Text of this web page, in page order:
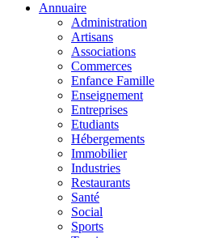
Annuaire
Administration
Artisans
Associations
Commerces
Enfance Famille
Enseignement
Entreprises
Etudiants
Hébergements
Immobilier
Industries
Restaurants
Santé
Social
Sports